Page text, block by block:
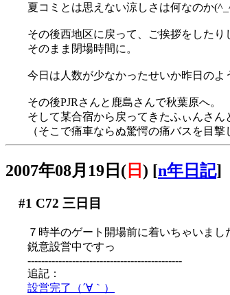
夏コミとは思えない涼しさは何なのか
その後西地区に戻って、ご挨拶をしたり
そのまま閉場時間に。
今日は人数が少なかったせいか昨日の
その後PJRさんと鹿島さんで秋葉原へ。
そして某合宿から戻ってきたふぃんさん
（そこで痛車ならぬ驚愕の痛バスを目
2007年08月19日( 日 ) [n年日記]
#1 C72 三日目
７時半のゲート開場前に着いちゃいまし
鋭意設営中ですっ
---------------------------------------------
追記：
設営完了（´∀｀）